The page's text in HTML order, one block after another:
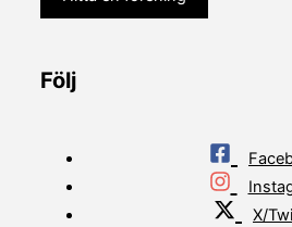
Följ
X/